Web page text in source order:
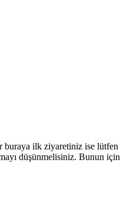
buraya ilk ziyaretiniz ise lütfen
düşünmelisiniz. Bunun için